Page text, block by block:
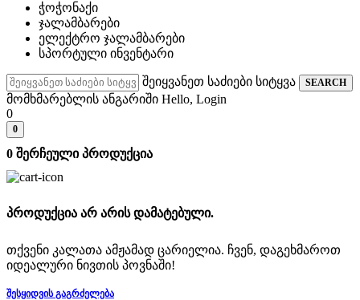
ჭოჭონაქი
ჯალამბარები
ელექტრო ჯალამბარები
სპორტული ინვენტარი
შეიყვანეთ საძიები სიტყვა SEARCH
მომხმარებლის ანგარიში Hello, Login
0
0
0 შერჩეული პროდუქცია
პროდუქცია არ არის დამატებული.
თქვენი კალათა ამჟამად ცარიელია. ჩვენ, დაგეხმაროთ
იდეალური ნივთის პოვნაში!
ᲨᲔᲡᲧᲘᲓᲕᲘᲡ ᲒᲐᲒᲠᲫᲔᲚᲔᲑᲐ